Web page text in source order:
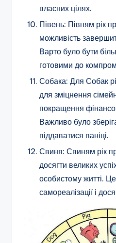
власних цілях.
Півень: Півням рік
можливість
Варто було бути
готовими до
Собака: Для Собак
для зміцнення
покращення
Важливо було
піддаватися паніці.
Свиня: Свиням рік
досягти великих
особистому житті.
самореалізації і